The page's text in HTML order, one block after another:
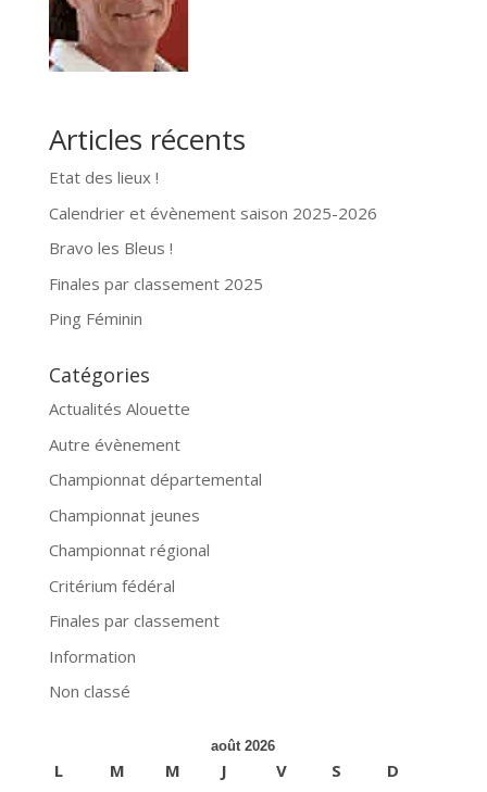
Articles récents
Etat des lieux !
Calendrier et évènement saison 2025-2026
Bravo les Bleus !
Finales par classement 2025
Ping Féminin
Catégories
Actualités Alouette
Autre évènement
Championnat départemental
Championnat jeunes
Championnat régional
Critérium fédéral
Finales par classement
Information
Non classé
août 2026
L M M J V S
D